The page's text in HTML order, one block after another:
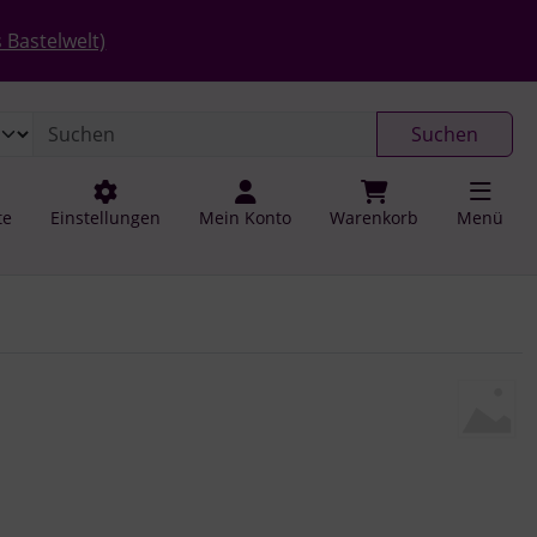
Bastelwelt)
Suchen
Einstellungen Mein Konto Warenkorb Menü
Zum Vergrößern klicken Sie auf das Bild.